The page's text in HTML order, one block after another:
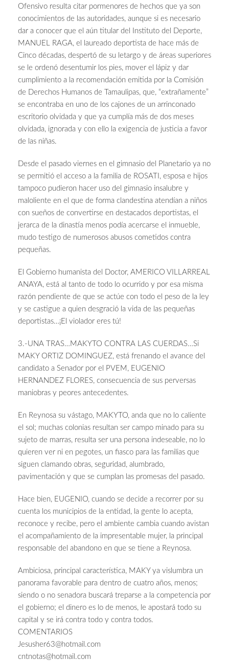
Ofensivo resulta citar pormenores de hechos que ya son
conocimientos de las autoridades, aunque si es necesario
dar a conocer que el aún titular del Instituto del Deporte,
MANUEL RAGA, el laureado deportista de hace más de
Cinco décadas, despertó de su letargo y de áreas superiores
se le ordenó desentumir los pies, mover el lápiz y dar
cumplimiento a la recomendación emitida por la Comisión
de Derechos Humanos de Tamaulipas, que, “extrañamente”
se encontraba en uno de los cajones de un arrinconado
escritorio olvidada y que ya cumplía más de dos meses
olvidada, ignorada y con ello la exigencia de justicia a favor
de las niñas.
Desde el pasado viernes en el gimnasio del Planetario ya no
se permitió el acceso a la familia de ROSATI, esposa e hijos
tampoco pudieron hacer uso del gimnasio insalubre y
maloliente en el que de forma clandestina atendían a niños
con sueños de convertirse en destacados deportistas, el
jerarca de la dinastía menos podía acercarse el inmueble,
mudo testigo de numerosos abusos cometidos contra
pequeñas.
El Gobierno humanista del Doctor, AMERICO VILLARREAL
ANAYA, está al tanto de todo lo ocurrido y por esa misma
razón pendiente de que se actúe con todo el peso de la ley
y se castigue a quien desgració la vida de las pequeñas
deportistas…¡El violador eres tú!
3.-UNA TRAS…MAKYTO CONTRA LAS CUERDAS…Si
MAKY ORTIZ DOMINGUEZ, está frenando el avance del
candidato a Senador por el PVEM, EUGENIO
HERNANDEZ FLORES, consecuencia de sus perversas
maniobras y peores antecedentes.
En Reynosa su vástago, MAKYTO, anda que no lo caliente
el sol; muchas colonias resultan ser campo minado para su
sujeto de marras, resulta ser una persona indeseable, no lo
quieren ver ni en pegotes, un fiasco para las familias que
siguen clamando obras, seguridad, alumbrado,
pavimentación y que se cumplan las promesas del pasado.
Hace bien, EUGENIO, cuando se decide a recorrer por su
cuenta los municipios de la entidad, la gente lo acepta,
reconoce y recibe, pero el ambiente cambia cuando avistan
el acompañamiento de la impresentable mujer, la principal
responsable del abandono en que se tiene a Reynosa.
Ambiciosa, principal característica, MAKY ya vislumbra un
panorama favorable para dentro de cuatro años, menos;
siendo o no senadora buscará treparse a la competencia por
el gobierno; el dinero es lo de menos, le apostará todo su
capital y se irá contra todo y contra todos.
COMENTARIOS
Jesusher63@hotmail.com
cntnotas@hotmail.com